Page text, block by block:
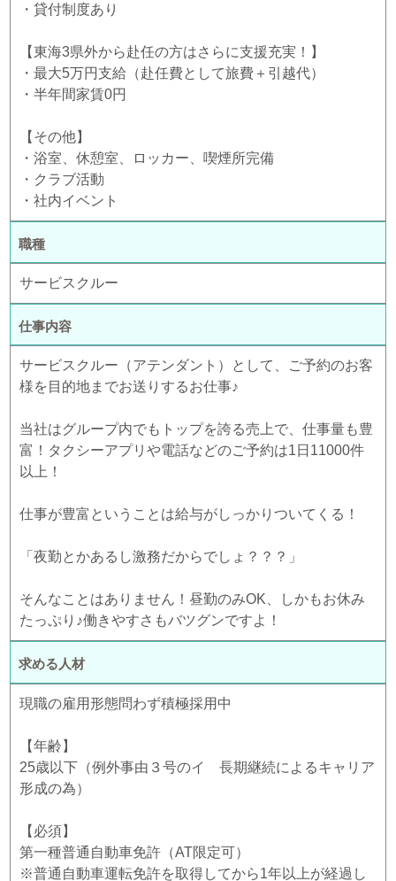
・貸付制度あり
【東海3県外から赴任の方はさらに支援充実！】
・最大5万円支給（赴任費として旅費＋引越代）
・半年間家賃0円
【その他】
・浴室、休憩室、ロッカー、喫煙所完備
・クラブ活動
・社内イベント
職種
サービスクルー
仕事内容
サービスクルー（アテンダント）として、ご予約のお客
様を目的地までお送りするお仕事♪
当社はグループ内でもトップを誇る売上で、仕事量も豊
富！タクシーアプリや電話などのご予約は1日11000件
以上！
仕事が豊富ということは給与がしっかりついてくる！
「夜勤とかあるし激務だからでしょ？？？」
そんなことはありません！昼勤のみOK、しかもお休み
たっぷり♪働きやすさもバツグンですよ！
求める人材
現職の雇用形態問わず積極採用中
【年齢】
25歳以下（例外事由３号のイ 長期継続によるキャリア
形成の為）
【必須】
第一種普通自動車免許（AT限定可）
※普通自動車運転免許を取得してから1年以上が経過し